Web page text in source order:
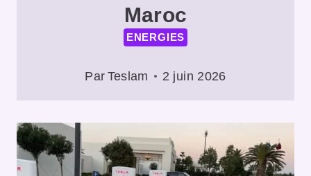
Maroc
ENERGIES
Par Teslam 2 juin 2026